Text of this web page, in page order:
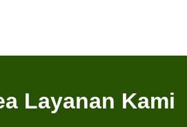
Layanan Kami